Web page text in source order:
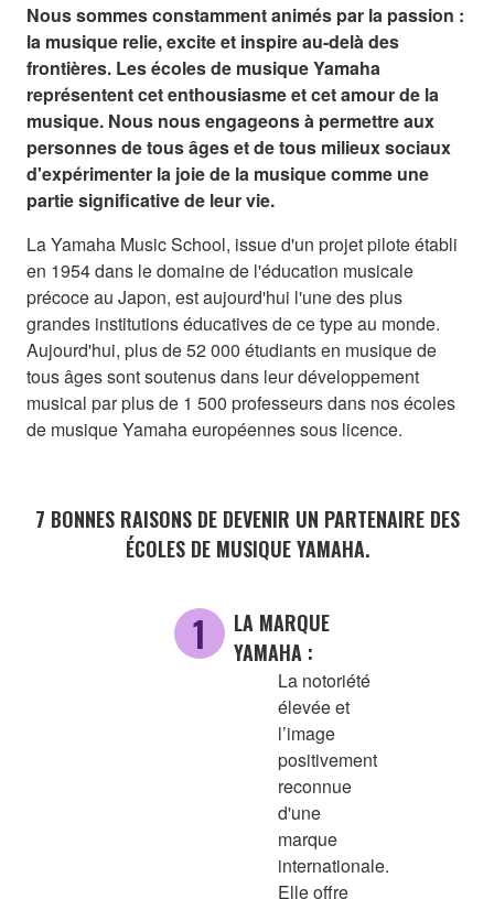
Nous sommes constamment animés par la passion :
la musique relie, excite et inspire au-delà des
frontières. Les écoles de musique Yamaha
représentent cet enthousiasme et cet amour de la
musique. Nous nous engageons à permettre aux
personnes de tous âges et de tous milieux sociaux
d'expérimenter la joie de la musique comme une
partie significative de leur vie.
La Yamaha Music School, issue d'un projet pilote établi
en 1954 dans le domaine de l'éducation musicale
précoce au Japon, est aujourd'hui l'une des plus
grandes institutions éducatives de ce type au monde.
Aujourd'hui, plus de 52 000 étudiants en musique de
tous âges sont soutenus dans leur développement
musical par plus de 1 500 professeurs dans nos écoles
de musique Yamaha européennes sous licence.
7 BONNES RAISONS DE DEVENIR UN PARTENAIRE DES
ÉCOLES DE MUSIQUE YAMAHA.
LA MARQUE
YAMAHA :
La notoriété
élevée et
l’image
positivement
reconnue
d'une
marque
internationale.
Elle offre